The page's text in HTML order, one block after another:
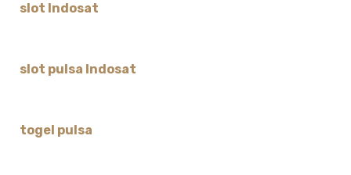
slot Indosat
slot pulsa Indosat
togel pulsa